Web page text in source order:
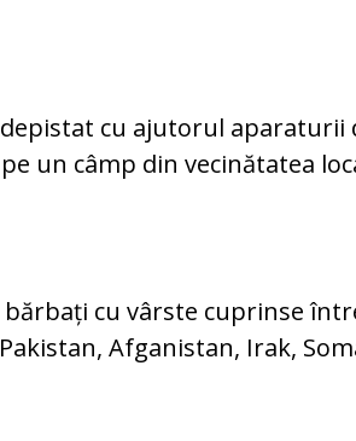
cu ajutorul aparaturii
un câmp din vecinătatea
cu vârste cuprinse
Afganistan, Irak,